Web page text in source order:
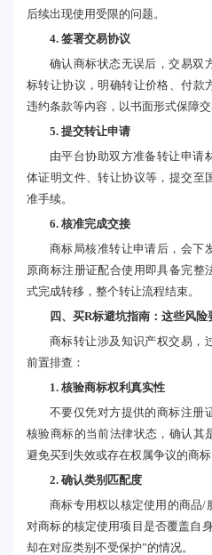
后续出现使用受限的问题。
4. 签署交易协议
确认商标状态无误后，交易双
标转让协议，明确转让价格、付款
违约条款等内容，以书面形式保障交
5. 提交转让申请
由平台协助双方准备转让申请
体证明文件、转让协议等，提交至
准手续。
6. 核准完成交接
商标局核准转让申请后，会下
原商标注册证配合使用即具备完整
式完成转移，整个转让流程结束。
四、买R标避坑指南：这些风险
商标转让涉及知识产权交易，
前置排查：
1. 核验商标权利真实性
不要仅凭对方提供的商标注册
核验商标的当前法律状态，确认其
避免买到失效或存在权属争议的商标
2. 确认类别匹配度
商标专用权以核定使用的商品/
对商标的核定使用项目是否覆盖自
却在对应类别不受保护”的情况。